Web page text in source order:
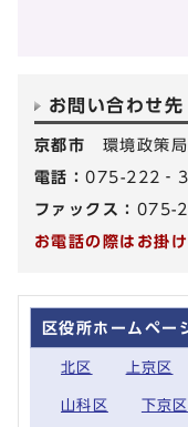
お問い合わせ先
京都市 環境政策
電話：075-
ファックス： 075-
お電話の際はお掛
区役所ホームペー
北区 上京区
山科区 下京区